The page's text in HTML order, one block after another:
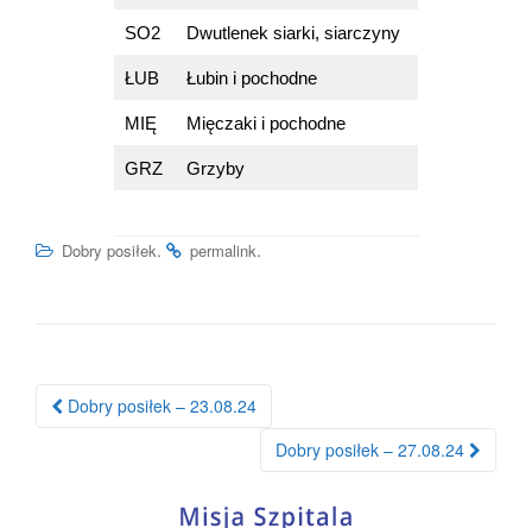
SO2 Dwutlenek siarki, siarczyny
ŁUB Łubin i pochodne
MIĘ Mięczaki i pochodne
GRZ Grzyby
Dobry posiłek. permalink.
Nawigacja
Dobry posiłek – 23.08.24
Dobry posiłek – 27.08.24